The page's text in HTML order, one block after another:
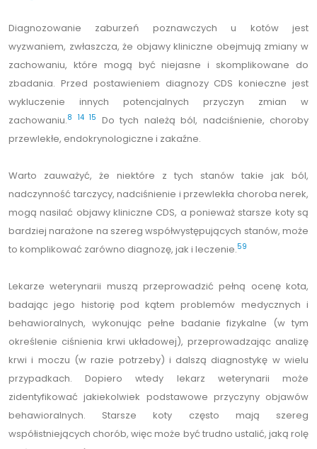
Diagnozowanie zaburzeń poznawczych u kotów jest
wyzwaniem, zwłaszcza, że objawy kliniczne obejmują zmiany w
zachowaniu, które mogą być niejasne i skomplikowane do
zbadania. Przed postawieniem diagnozy CDS konieczne jest
wykluczenie innych potencjalnych przyczyn zmian w
zachowaniu.8 14 15
Do tych należą ból, nadciśnienie, choroby
przewlekłe, endokrynologiczne i zakaźne.
Warto zauważyć, że niektóre z tych stanów takie jak ból,
nadczynność tarczycy, nadciśnienie i przewlekła choroba nerek,
mogą nasilać objawy kliniczne CDS, a ponieważ starsze koty są
bardziej narażone na szereg współwystępujących stanów, może
to komplikować zarówno diagnozę, jak i leczenie.59
Lekarze weterynarii muszą przeprowadzić pełną ocenę kota,
badając jego historię pod kątem problemów medycznych i
behawioralnych, wykonując pełne badanie fizykalne (w tym
określenie ciśnienia krwi układowej), przeprowadzając analizę
krwi i moczu (w razie potrzeby) i dalszą diagnostykę w wielu
przypadkach. Dopiero wtedy lekarz weterynarii może
zidentyfikować jakiekolwiek podstawowe przyczyny objawów
behawioralnych. Starsze koty często mają szereg
współistniejących chorób, więc może być trudno ustalić, jaką rolę